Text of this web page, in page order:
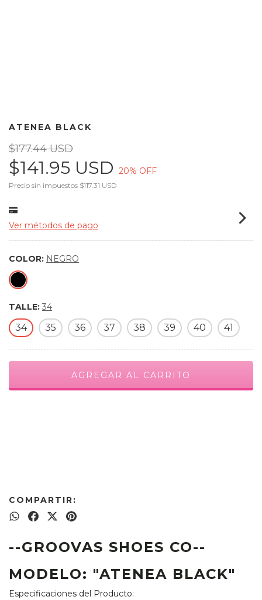
ATENEA BLACK
$177.44 USD
$141.95 USD 20% OFF
Precio sin impuestos $117.31 USD
Ver métodos de pago
COLOR: NEGRO
TALLE: 34
34 35 36 37 38 39 40 41
COMPARTIR:
--GROOVAS SHOES CO--
MODELO: "ATENEA BLACK"
Especificaciones del Producto: